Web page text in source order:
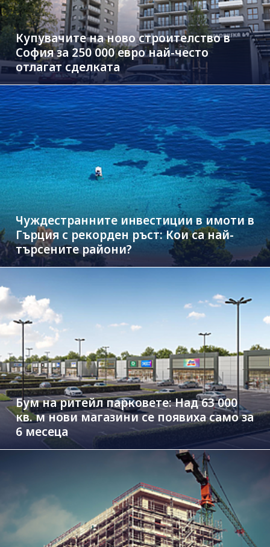
Купувачите на ново строителство в
София за 250 000 евро най-често
отлагат сделката
Чуждестранните инвестиции в имоти в
Гърция с рекорден ръст: Кои са най-
търсените райони?
Бум на ритейл парковете: Над 63 000
кв. м нови магазини се появиха само за
6 месеца